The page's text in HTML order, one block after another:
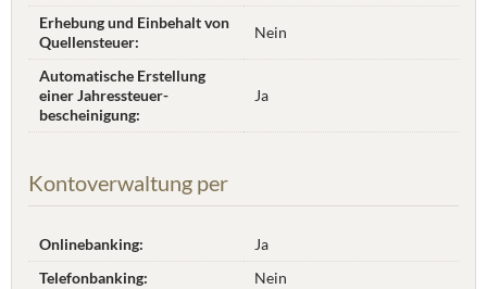
Erhebung und Einbehalt von
Quellensteuer:
Nein
Automatische Erstellung
einer Jahres­steuer­
bescheinigung:
Ja
Kontoverwaltung per
Onlinebanking:
Ja
Telefonbanking:
Nein